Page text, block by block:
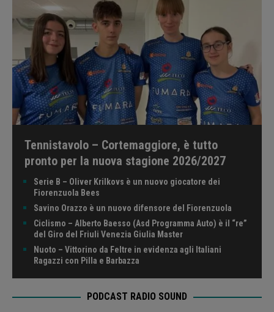
Tennistavolo – Cortemaggiore, è tutto
pronto per la nuova stagione 2026/2027
Serie B – Oliver Krilkovs è un nuovo giocatore dei
Fiorenzuola Bees
Savino Orazzo è un nuovo difensore del Fiorenzuola
Ciclismo – Alberto Baesso (Asd Programma Auto) è il “re”
del Giro del Friuli Venezia Giulia Master
Nuoto – Vittorino da Feltre in evidenza agli Italiani
Ragazzi con Pilla e Barbazza
PODCAST RADIO SOUND